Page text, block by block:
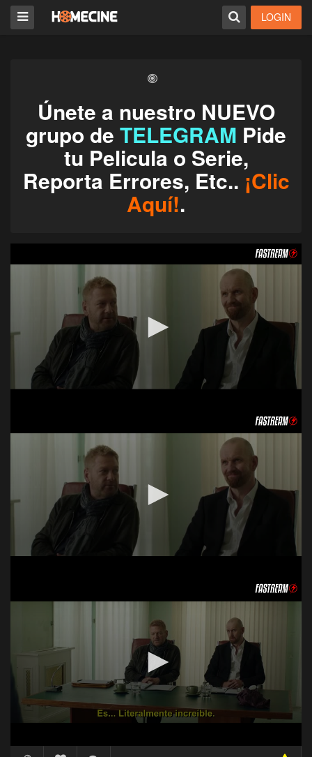
LOGIN
Únete a nuestro NUEVO
grupo de TELEGRAM Pide
tu Pelicula o Serie,
Reporta Errores, Etc.. ¡Clic
Aquí!.
Acceso Requerido
Haz clic 3 veces en el botón para desbloquear este
Clic 1 - Abrir primer enlace
Clics: 0/3
El acceso expira en 1 hora
Acceso Requerido
Haz clic 3 veces en el botón para desbloquear este
reproductor
Clic 1 - Abrir primer enlace
Clics: 0/3
El acceso expira en 1 hora